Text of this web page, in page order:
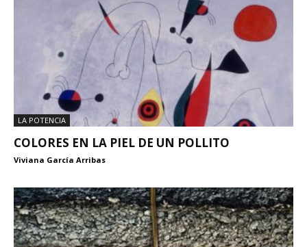
LA POTENCIA
COLORES EN LA PIEL DE UN POLLITO
Viviana García Arribas